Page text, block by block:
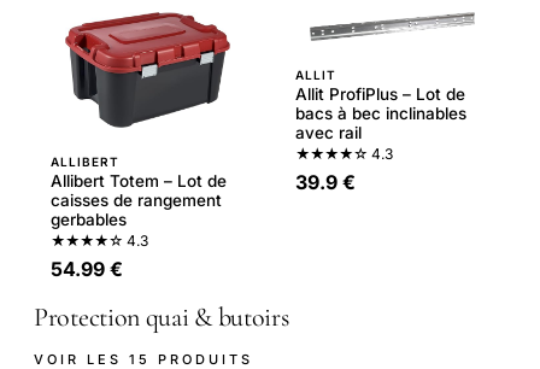
ALLIBERT
Allibert Totem – Lot de
caisses de rangement
gerbables
★★★★☆ 4.3
54.99 €
ALLIT
Allit ProfiPlus – Lot de
bacs à bec inclinables
avec rail
★★★★☆ 4.3
39.9 €
Protection quai & butoirs
VOIR LES 15 PRODUITS